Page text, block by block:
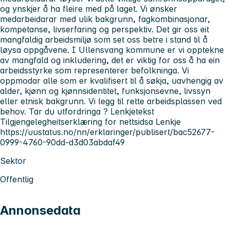
og ynskjer å ha fleire med på laget. Vi ønsker
medarbeidarar med ulik bakgrunn, fagkombinasjonar,
kompetanse, livserfaring og perspektiv. Det gir oss eit
mangfaldig arbeidsmiljø som set oss betre i stand til å
løysa oppgåvene. I Ullensvang kommune er vi opptekne
av mangfald og inkludering, det er viktig for oss å ha ein
arbeidsstyrke som representerer befolkninga. Vi
oppmodar alle som er kvalifisert til å søkja, uavhengig av
alder, kjønn og kjønnsidentitet, funksjonsevne, livssyn
eller etnisk bakgrunn. Vi legg til rette arbeidsplassen ved
behov. Tar du utfordringa ? Lenkjetekst
Tilgjengelegheitserklæring for nettsidsa Lenkje
https://uustatus.no/nn/erklaringer/publisert/bac52677-
0999-4760-90dd-d3d03abdaf49
Sektor
Offentlig
Annonsedata